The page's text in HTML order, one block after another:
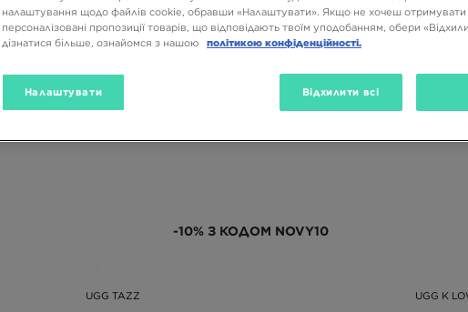
-10% З КОДОМ NOVY10
UGG TAZZ UGG K
налаштування щодо файлів cookie, обравши «Налаштувати». Якщо не хочеш отримувати
персоналізовані пропозиції товарів, що відповідають твоїм уподобанням, обери
дізнатися більше, ознайомся з нашою
політикою конфіденційності.
Налаштувати Відхилити всі